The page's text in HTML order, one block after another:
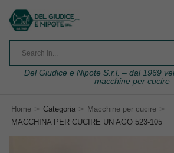
Del Giudice e Nipote S.r.l. – dal 1969
macchine per cucire
Home > Categoria > Macchine per cucire >
MACCHINA PER CUCIRE UN AGO 523-105